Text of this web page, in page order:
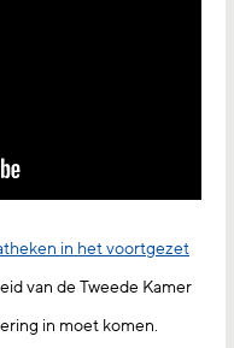
in het voortgezet
van de Tweede Kamer
in moet komen.